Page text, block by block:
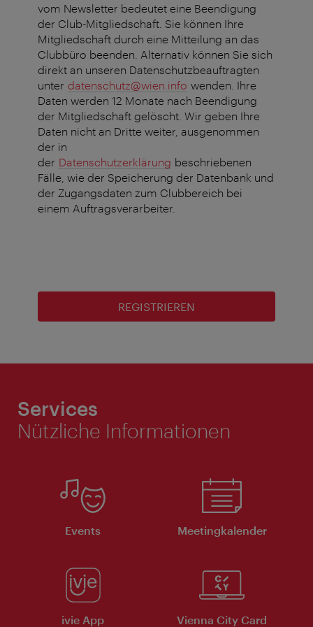
vom Newsletter bedeutet eine Beendigung
der Club-Mitgliedschaft. Sie können Ihre
Mitgliedschaft durch eine Mitteilung an das
Clubbüro beenden. Alternativ können Sie sich
direkt an unseren Datenschutzbeauftragten
unter datenschutz@wien.info wenden. Ihre
Daten werden 12 Monate nach Beendigung
der Mitgliedschaft gelöscht. Wir geben Ihre
Daten nicht an Dritte weiter, ausgenommen
der in
der Datenschutzerklärung beschriebenen
Fälle, wie der Speicherung der Datenbank und
der Zugangsdaten zum Clubbereich bei
einem Auftragsverarbeiter.
REGISTRIEREN
Services
Nützliche Informationen
Events Meeting­kalender
ivie App Vienna City Card